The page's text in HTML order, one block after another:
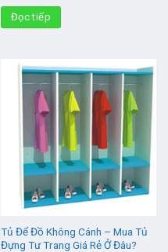
Đọc tiếp
Tủ Để Đồ Không Cánh – Mua Tủ
Đựng Tư Trang Giá Rẻ Ở Đâu?